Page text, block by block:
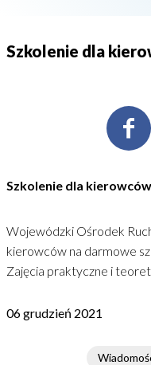
Szkolenie dla
Szkolenie dla
Wojewódzki Ośrodek
kierowców na darmowe
Zajęcia praktyczne i
06 grudzień 2021